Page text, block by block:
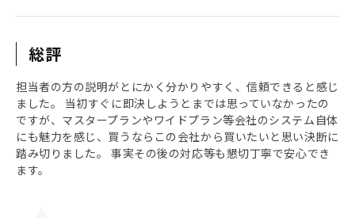
総評
担当者の方の説明がとにかく分かりやすく、信頼できると感じ
ました。 当初すぐに即決しようとまでは思っていなかったの
ですが、マスタープランやワイドプラン等会社のシステム自体
にも魅力を感じ、買うならこの会社から買いたいと思い決断に
踏み切りました。 事実その後の対応等も懇切丁寧で安心でき
ます。